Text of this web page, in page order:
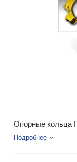
Опорные кольца
Подробнее